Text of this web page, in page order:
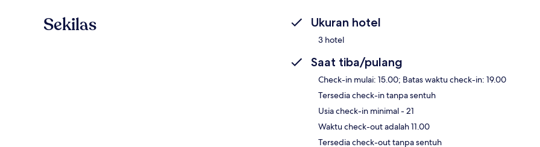
Sekilas Ukuran hotel
3 hotel
Saat tiba/pulang
Check-in mulai: 15.00; Batas waktu check-in: 19.00
Tersedia check-in tanpa sentuh
Usia check-in minimal - 21
Waktu check-out adalah 11.00
Tersedia check-out tanpa sentuh